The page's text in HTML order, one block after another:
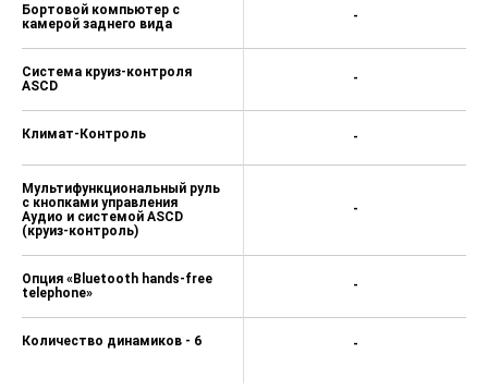
Бортовой компьютер с
камерой заднего вида
Система круиз-контроля
ASCD
Климат-Контроль
Мультифункциональный руль
с кнопками управления
Аудио и системой ASCD
(круиз-контроль)
Опция «Bluetooth hands-free
telephone»
Количество динамиков - 6
-
-
-
-
-
-